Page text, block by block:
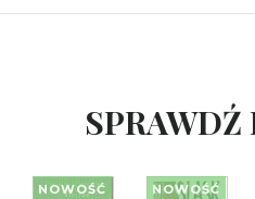
NOWOŚĆ NOWOŚĆ